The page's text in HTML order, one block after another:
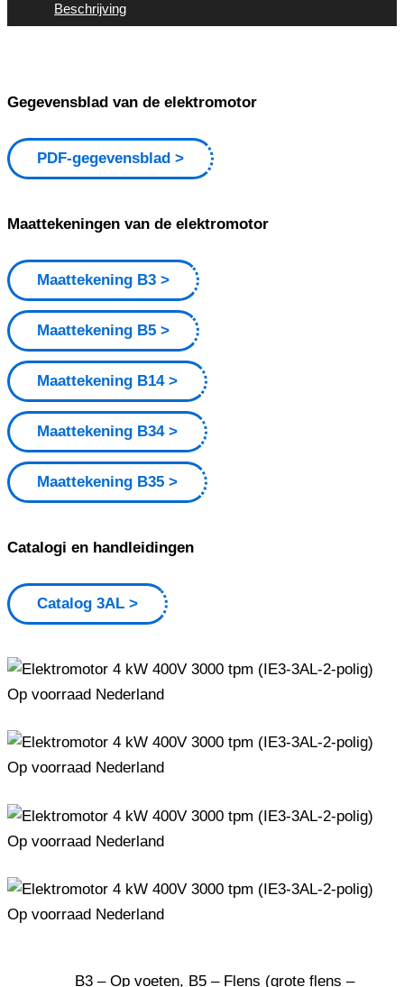
Beschrijving
Gegevensblad van de elektromotor
PDF-gegevensblad
Maattekeningen van de elektromotor
Maattekening B3
Maattekening B5
Maattekening B14
Maattekening B34
Maattekening B35
Catalogi en handleidingen
Catalog 3AL
B3 – Op voeten, B5 – Flens (grote flens –